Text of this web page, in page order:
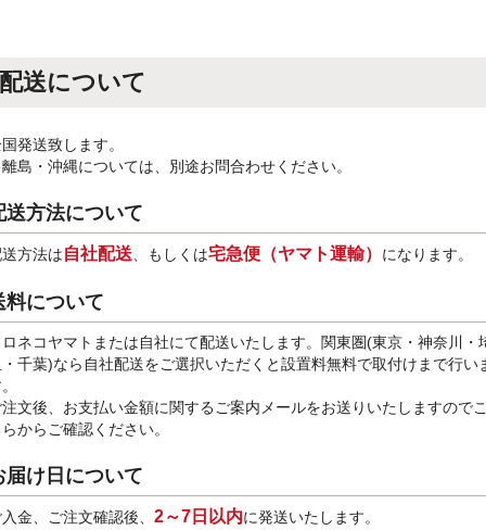
配送について
発送致します。
島・沖縄については、別途お問合わせください。
送方法について
方法は自社配送、もしくは宅急便（ヤマト運輸） になります。
料について
ネコヤマトまたは自社にて配送いたします。関東圏(東京・神奈川・
千葉)なら自社配送をご選択いただくと設置料無料で取付けまで行い
文後、お支払い金額に関するご案内メールをお送りいたしますので
からご確認ください。
届け日について
金、ご注文確認後、 2～7日以内に発送いたします。